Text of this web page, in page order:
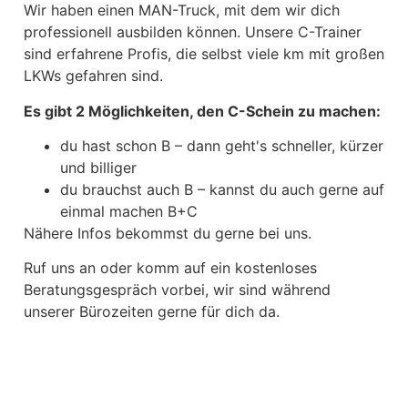
Wir haben einen MAN-Truck, mit dem wir dich
professionell ausbilden können. Unsere C-Trainer
sind erfahrene Profis, die selbst viele km mit großen
LKWs gefahren sind.
Es gibt 2 Möglichkeiten, den C-Schein zu machen:
du hast schon B – dann geht's schneller, kürzer
und billiger
du brauchst auch B – kannst du auch gerne auf
einmal machen B+C
Nähere Infos bekommst du gerne bei uns.
Ruf uns an oder komm auf ein kostenloses
Beratungsgespräch vorbei, wir sind während
unserer Bürozeiten gerne für dich da.